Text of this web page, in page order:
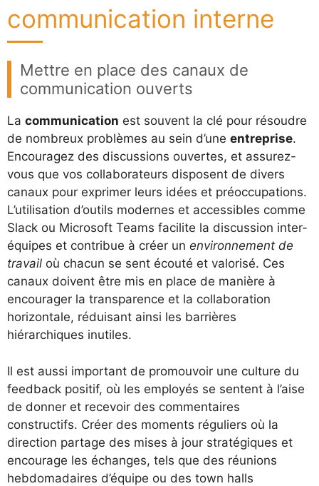
communication interne
Mettre en place des canaux de
communication ouverts
La communication est souvent la clé pour résoudre
de nombreux problèmes au sein d’une entreprise.
Encouragez des discussions ouvertes, et assurez-
vous que vos collaborateurs disposent de divers
canaux pour exprimer leurs idées et préoccupations.
L’utilisation d’outils modernes et accessibles comme
Slack ou Microsoft Teams facilite la discussion inter-
équipes et contribue à créer un environnement de
travail où chacun se sent écouté et valorisé. Ces
canaux doivent être mis en place de manière à
encourager la transparence et la collaboration
horizontale, réduisant ainsi les barrières
hiérarchiques inutiles.
Il est aussi important de promouvoir une culture du
feedback positif, où les employés se sentent à l’aise
de donner et recevoir des commentaires
constructifs. Créer des moments réguliers où la
direction partage des mises à jour stratégiques et
encourage les échanges, tels que des réunions
hebdomadaires d’équipe ou des town halls